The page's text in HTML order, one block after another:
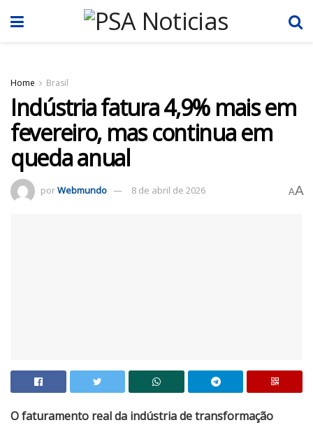
Home Brasil
Indústria fatura 4,9% mais em
fevereiro, mas continua em
queda anual
porWebmundo 8 de abril de 2026 AA
O faturamento real da indústria de transformação